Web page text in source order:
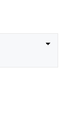
oder benutze die